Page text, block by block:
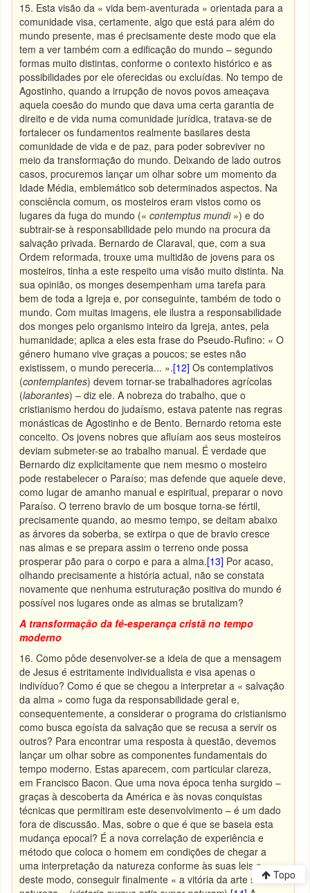
15. Esta visão da « vida bem-aventurada » orientada para a
comunidade visa, certamente, algo que está para além do
mundo presente, mas é precisamente deste modo que ela
tem a ver também com a edificação do mundo – segundo
formas muito distintas, conforme o contexto histórico e as
possibilidades por ele oferecidas ou excluídas. No tempo de
Agostinho, quando a irrupção de novos povos ameaçava
aquela coesão do mundo que dava uma certa garantia de
direito e de vida numa comunidade jurídica, tratava-se de
fortalecer os fundamentos realmente basilares desta
comunidade de vida e de paz, para poder sobreviver no
meio da transformação do mundo. Deixando de lado outros
casos, procuremos lançar um olhar sobre um momento da
Idade Média, emblemático sob determinados aspectos. Na
consciência comum, os mosteiros eram vistos como os
lugares da fuga do mundo («contemptus mundi») e do
subtrair-se à responsabilidade pelo mundo na procura da
salvação privada. Bernardo de Claraval, que, com a sua
Ordem reformada, trouxe uma multidão de jovens para os
mosteiros, tinha a este respeito uma visão muito distinta. Na
sua opinião, os monges desempenham uma tarefa para
bem de toda a Igreja e, por conseguinte, também de todo o
mundo. Com muitas imagens, ele ilustra a responsabilidade
dos monges pelo organismo inteiro da Igreja, antes, pela
humanidade; aplica a eles esta frase do Pseudo-Rufino: « O
género humano vive graças a poucos; se estes não
existissem, o mundo pereceria... ».[12] Os contemplativos
(contemplantes) devem tornar-se trabalhadores agrícolas
(laborantes) – diz ele. A nobreza do trabalho, que o
cristianismo herdou do judaísmo, estava patente nas regras
monásticas de Agostinho e de Bento. Bernardo retoma este
conceito. Os jovens nobres que afluíam aos seus mosteiros
deviam submeter-se ao trabalho manual. É verdade que
Bernardo diz explicitamente que nem mesmo o mosteiro
pode restabelecer o Paraíso; mas defende que aquele deve,
como lugar de amanho manual e espiritual, preparar o novo
Paraíso. O terreno bravio de um bosque torna-se fértil,
precisamente quando, ao mesmo tempo, se deitam abaixo
as árvores da soberba, se extirpa o que de bravio cresce
nas almas e se prepara assim o terreno onde possa
prosperar pão para o corpo e para a alma.[13] Por acaso,
olhando precisamente a história actual, não se constata
novamente que nenhuma estruturação positiva do mundo é
possível nos lugares onde as almas se brutalizam?
A transformação da fé-esperança cristã no tempo
moderno
16. Como pôde desenvolver-se a ideia de que a mensagem
de Jesus é estritamente individualista e visa apenas o
indivíduo? Como é que se chegou a interpretar a « salvação
da alma » como fuga da responsabilidade geral e,
consequentemente, a considerar o programa do cristianismo
como busca egoísta da salvação que se recusa a servir os
outros? Para encontrar uma resposta à questão, devemos
lançar um olhar sobre as componentes fundamentais do
tempo moderno. Estas aparecem, com particular clareza,
em Francisco Bacon. Que uma nova época tenha surgido –
graças à descoberta da América e às novas conquistas
técnicas que permitiram este desenvolvimento – é um dado
fora de discussão. Mas, sobre o que é que se baseia esta
mudança epocal? É a nova correlação de experiência e
método que coloca o homem em condições de chegar a
uma interpretação da natureza conforme às suas leis e,
deste modo, conseguir finalmente « a vitória da arte sobre aTopo